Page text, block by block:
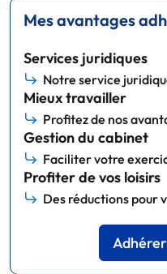
Mes avantages
Services juridiques
Notre service
Mieux travailler
Profitez de nos
Gestion du cabinet
Faciliter votre
Profiter de vos loisirs
Des réductions pour